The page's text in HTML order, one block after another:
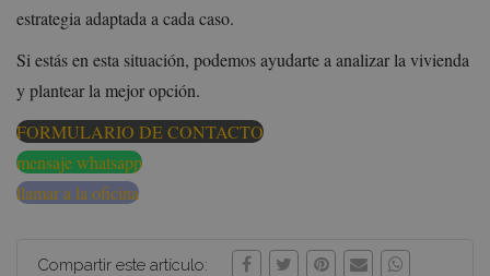
estrategia adaptada a cada caso.
Si estás en esta situación, podemos ayudarte a analizar la vivienda
y plantear la mejor opción.
FORMULARIO DE CONTACTO
mensaje whatsapp
llamar a la oficina
Compartir este artículo: